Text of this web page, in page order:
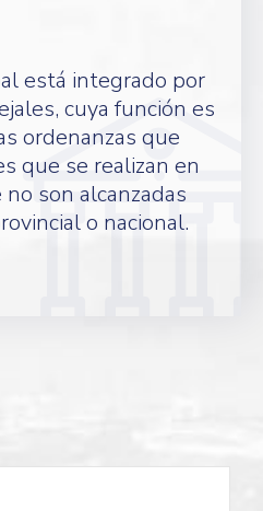
está integrado por
cuya función es
ordenanzas que
que se realizan en
son alcanzadas
o nacional.